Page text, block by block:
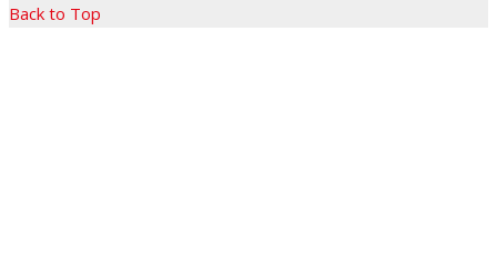
Back to Top